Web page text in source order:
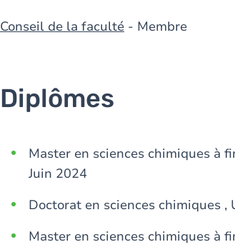
Conseil de la faculté - Membre
Diplômes
Master en sciences chimiques à
Juin 2024
Doctorat en sciences chimiques ,
Master en sciences chimiques à